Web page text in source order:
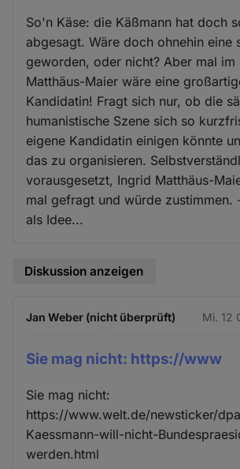
So'n Käse: die Käßmann hat doch
abgesagt. Wäre doch ohnehin eine
geworden, oder nicht? Aber mal im
Matthäus-Maier wäre eine
Kandidatin! Fragt sich nur, ob die
humanistische Szene sich so
eigene Kandidatin einigen könnte
das zu organisieren.
vorausgesetzt, Ingrid Matthäus-
mal gefragt und würde zustimmen.
als Idee...
Diskussion anzeigen
Jan Weber (nicht überprüft) Mi. 12
Sie mag nicht: https://www
Sie mag nicht:
https://www.welt.de/newsticker/
Kaessmann-will-nicht-
werden.html